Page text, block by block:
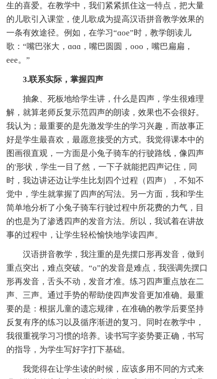
生的喜爱。在教学中，我们紧紧抓住这一特点，把大量
的儿歌引入课堂，使儿歌成为提高汉语拼音教学效果的
一条有效途径。例如，在学习“ɑoe”时，教学朗读儿
歌：“嘴巴张大，ɑɑɑ，嘴巴圆圆，ooo，嘴巴扁扁，
eee。”
3.联系实际，掌握四声
抽象、死板地给学生讲，什么是四声，学生很难理
解，就算老师反复示范四声的朗读，效果也不会很好。
我认为；最重要的是先激发学生的学习兴趣，而故事正
好是学生最喜欢，最愿意接受的方式。我觉得课本中的
图画很直观，一方面是小兔子骑车的行驶路线，像四声
的'形状，学生一目了然，一下子就能把四声记住，同
时，我边讲还边让学生比划四个过程（四声），不知不
觉中，学生就掌握了四声的写法。另一方面，我和学生
简单地分析了小兔子骑车行驶过程中所花费的力气，目
的也是为了渗透四声的发音方法。所以，我试着在讲故
事的过程中，让学生轻松愉快地学读四声。
汉语拼音教学，我注重的是先摆口形再发音，做到
重点突出，难点突破。“o”的发音是难点，我强调先摆口
形再发音，舌头不动，发音才准。练习四声重点放在二
声、三声。通过手势的帮助使四声发音更加准确。最重
要的是：根据儿童的遗忘规律，在准确的教学后要坚持
反复有序的练习以及循序渐进的复习。同时在教学中，
我很重视学习习惯的培养。读书写字姿势要正确，书写
的指导，为学生写好字打下基础。
我觉得在让学生读的时候，应该多用不同的方式来